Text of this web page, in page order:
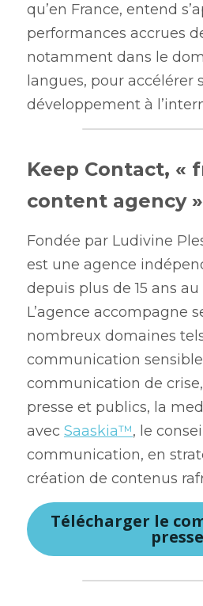
qu’en France, entend
performances accrues
notamment dans le
langues, pour accélérer
développement à
Keep Contact, «
content agency »
Fondée par Ludivine
est une agence
depuis plus de 15 ans
L’agence accompagne
nombreux domaines
communication
communication de
presse et publics, la
avec Saaskia™, le
communication, en
création de contenus
Télécharger le
presse